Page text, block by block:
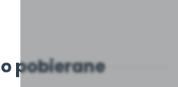
pobierane